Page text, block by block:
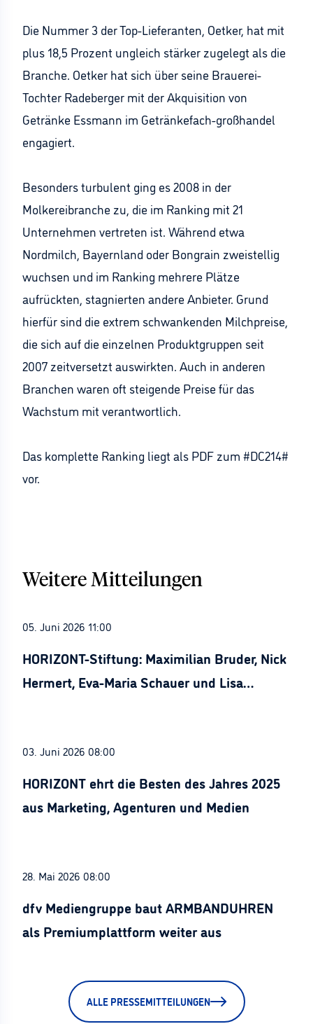
Die Nummer 3 der Top-Lieferanten, Oetker, hat mit
plus 18,5 Prozent ungleich stärker zugelegt als die
Branche. Oetker hat sich über seine Brauerei-
Tochter Radeberger mit der Akquisition von
Getränke Essmann im Getränkefach-großhandel
engagiert.
Besonders turbulent ging es 2008 in der
Molkereibranche zu, die im Ranking mit 21
Unternehmen vertreten ist. Während etwa
Nordmilch, Bayernland oder Bongrain zweistellig
wuchsen und im Ranking mehrere Plätze
aufrückten, stagnierten andere Anbieter. Grund
hierfür sind die extrem schwankenden Milchpreise,
die sich auf die einzelnen Produktgruppen seit
2007 zeitversetzt auswirkten. Auch in anderen
Branchen waren oft steigende Preise für das
Wachstum mit verantwortlich.
Das komplette Ranking liegt als PDF zum #DC214#
vor.
Weitere Mitteilungen
05. Juni 2026 11:00
HORIZONT-Stiftung: Maximilian Bruder, Nick
Hermert, Eva-Maria Schauer und Lisa
03. Juni 2026 08:00
HORIZONT ehrt die Besten des Jahres 2025
aus Marketing, Agenturen und Medien
28. Mai 2026 08:00
dfv Mediengruppe baut ARMBANDUHREN
als Premiumplattform weiter aus
ALLE PRESSEMITTEILUNGEN